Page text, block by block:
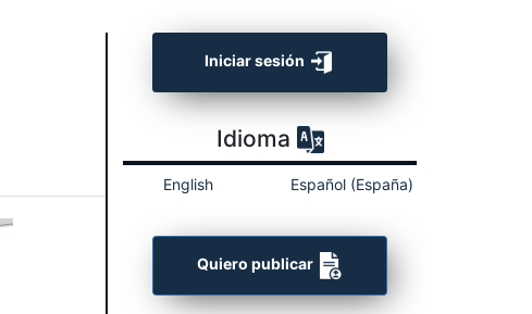
Iniciar sesión
Idioma
English Español (España)
Quiero publicar